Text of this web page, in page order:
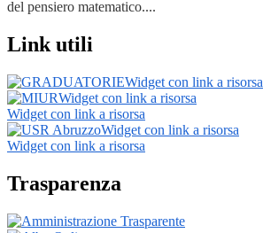
del pensiero matematico....
Link utili
Widget con link a risorsa
Widget con link a risorsa
Widget con link a risorsa
Widget con link a risorsa
Widget con link a risorsa
Trasparenza